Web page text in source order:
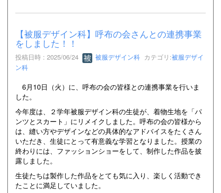
【被服デザイン科】呼布の会さんとの連携事業
をしました！！
投稿日時 : 2025/06/24 被服デザイン科 カテゴリ:被服デザイ
ン科
6月10日（火）に、呼布の会の皆様との連携事業を行いま
した。
今年度は、２学年被服デザイン科の生徒が、着物生地を「パ
ンツとスカート」にリメイクしました。呼布の会の皆様から
は、縫い方やデザインなどの具体的なアドバイスをたくさん
いただき、生徒にとって有意義な学習となりました。授業の
終わりには、ファッションショーをして、制作した作品を披
露しました。
生徒たちは製作した作品をとても気に入り、楽しく活動でき
たことに満足していました。